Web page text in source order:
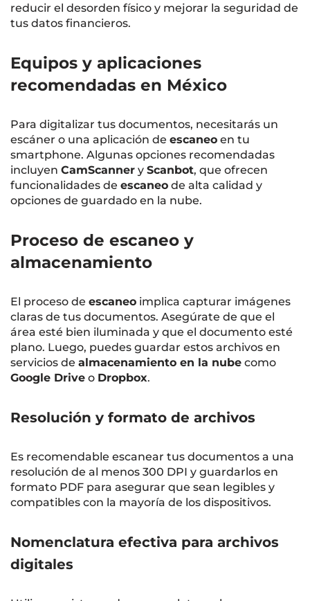
reducir el desorden físico y mejorar la seguridad de
tus datos financieros.
Equipos y aplicaciones
recomendadas en México
Para digitalizar tus documentos, necesitarás un
escáner o una aplicación de escaneo en tu
smartphone. Algunas opciones recomendadas
incluyen CamScanner y Scanbot, que ofrecen
funcionalidades de escaneo de alta calidad y
opciones de guardado en la nube.
Proceso de escaneo y
almacenamiento
El proceso de escaneo implica capturar imágenes
claras de tus documentos. Asegúrate de que el
área esté bien iluminada y que el documento esté
plano. Luego, puedes guardar estos archivos en
servicios de almacenamiento en la nube como
Google Drive o Dropbox.
Resolución y formato de archivos
Es recomendable escanear tus documentos a una
resolución de al menos 300 DPI y guardarlos en
formato PDF para asegurar que sean legibles y
compatibles con la mayoría de los dispositivos.
Nomenclatura efectiva para archivos
digitales